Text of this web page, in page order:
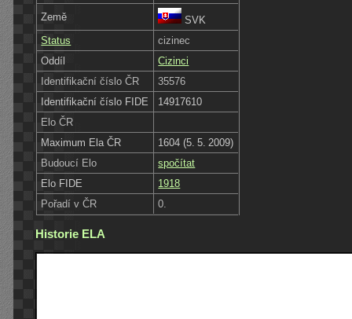
Země
SVK
Status
cizinec
Oddíl
Cizinci
Identifikační číslo ČR
35576
Identifikační číslo FIDE
14917610
Elo ČR
Maximum Ela ČR
1604 (5. 5. 2009)
Budoucí Elo
spočítat
Elo FIDE
1918
Pořadí v ČR
0.
Historie ELA